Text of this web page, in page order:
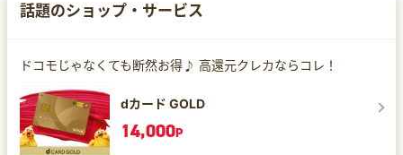
話題のショップ・サービス
ドコモじゃなくても断然お得♪ 高還元クレカならコレ！
dカード GOLD
14,000P